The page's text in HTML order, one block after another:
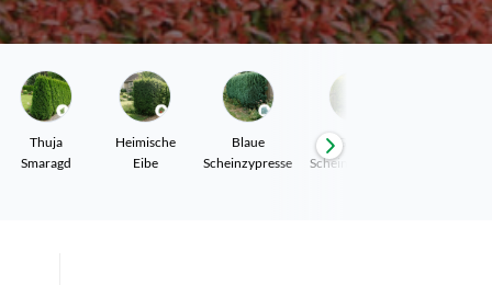
Thuja
Smaragd
Heimische
Eibe
Blaue
Scheinzypresse
Gelbe
Scheinzypresse